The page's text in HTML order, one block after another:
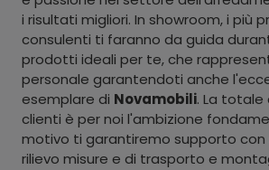
i risultati migliori. In showroom, i più
consulenti ti faranno da guida
prodotti ideali per te, che
personale garantendoti anche
esemplare di Novamobili. La
clienti è per noi l'ambizione
motivo ti garantiremo supporto con
rilievo misure e di trasporto e